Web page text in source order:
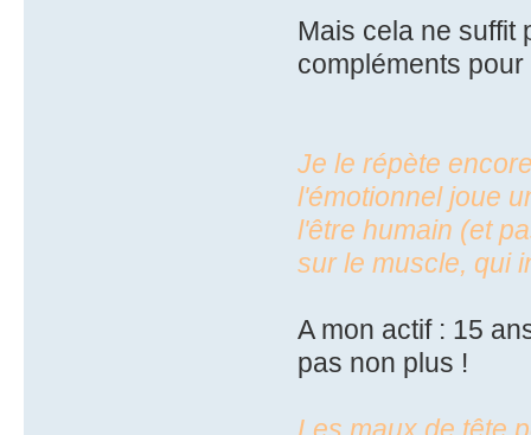
Mais cela ne suffit
compléments
Je le répète
l'émotionnel joue
l'être humain (et
sur le muscle, qui
A mon actif : 15
pas non plus !
Les maux de tête